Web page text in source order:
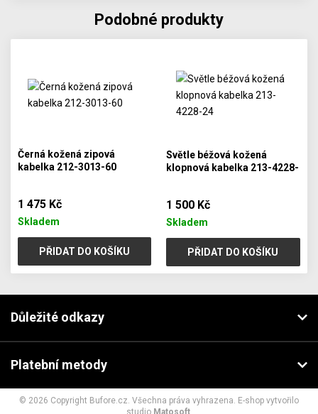
Podobné produkty
Černá kožená zipová
kabelka 212-3013-60
1 475 Kč
Skladem
PŘIDAT DO KOŠÍKU
Světle béžová kožená
klopnová kabelka 213-4228-
1 500 Kč
Skladem
PŘIDAT DO KOŠÍKU
Důležité odkazy
Platební metody
© 2026 Copyright Bufore.cz. Všechna práva vyhrazena. E-shop vytvořilo
studio Matosoft.